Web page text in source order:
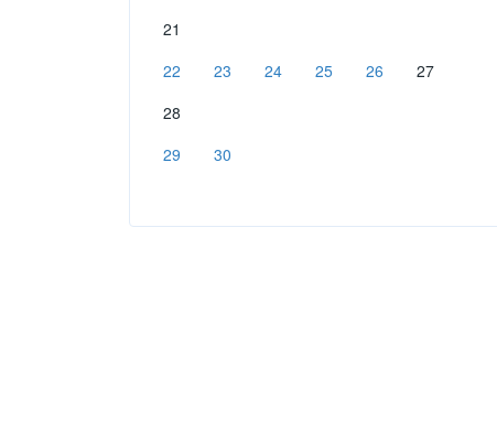
21
22
23 24 25 26
27
28
29
30